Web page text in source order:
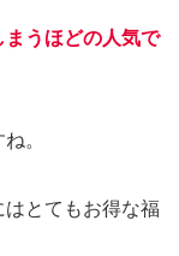
うほどの人気で
。
とてもお得な福